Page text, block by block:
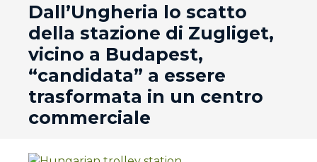
Dall’Ungheria lo scatto
della stazione di Zugliget,
vicino a Budapest,
“candidata” a essere
trasformata in un centro
commerciale